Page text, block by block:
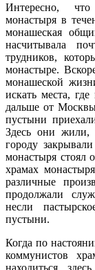
Интересно,
монастыря в
монашеская
насчитывала
трудников,
монастыре.
монашеской
искать места,
дальше от
пустыни
Здесь они жили,
городу
монастыря стоял
храмах
различные
продолжали
несли
пустыни.
Когда по
коммунистов
находиться